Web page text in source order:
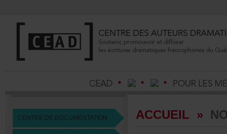
CENTREDEDOCUMENTATION ACCUEIL »